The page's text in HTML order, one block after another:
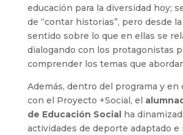
educación para la diversidad hoy;
de “contar historias”, pero desde
sentido sobre lo que en ellas se
dialogando con los protagonistas
comprender los temas que
Además, dentro del programa y en
con el Proyecto +Social, el
de Educación Socialha
actividades de deporte adaptado e